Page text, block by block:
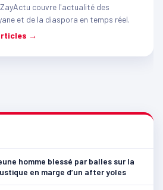
couvre l'actualité des
et de la diaspora en temps réel.
→
homme blessé par balles sur la
en marge d’un after yoles